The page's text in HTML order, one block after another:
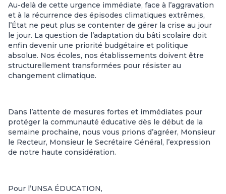
Au-delà de cette urgence immédiate, face à l’aggravation
et à la récurrence des épisodes climatiques extrêmes,
l’État ne peut plus se contenter de gérer la crise au jour
le jour. La question de l’adaptation du bâti scolaire doit
enfin devenir une priorité budgétaire et politique
absolue. Nos écoles, nos établissements doivent être
structurellement transformées pour résister au
changement climatique.
Dans l’attente de mesures fortes et immédiates pour
protéger la communauté éducative dès le début de la
semaine prochaine, nous vous prions d’agréer, Monsieur
le Recteur, Monsieur le Secrétaire Général, l’expression
de notre haute considération.
Pour l’UNSA ÉDUCATION,